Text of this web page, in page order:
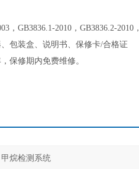
，GB3836.1-2010，GB3836.2-2010
包装盒、说明书、保修卡/合格证
保修期内免费维修。